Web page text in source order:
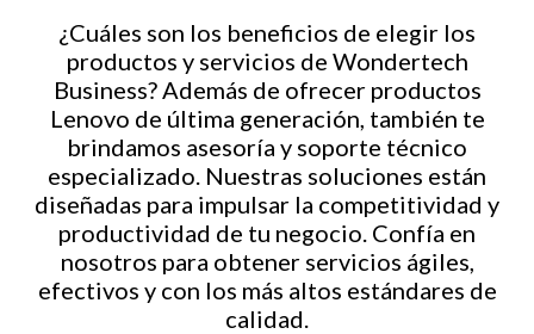
¿Cuáles son los beneficios de elegir los
productos y servicios de Wondertech
Business? Además de ofrecer productos
Lenovo de última generación, también te
brindamos asesoría y soporte técnico
especializado. Nuestras soluciones están
diseñadas para impulsar la competitividad y
productividad de tu negocio. Confía en
nosotros para obtener servicios ágiles,
efectivos y con los más altos estándares de
calidad.